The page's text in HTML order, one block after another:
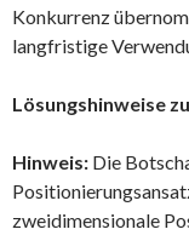
Konkurrenz
langfristige
Lösungshinweise
Hinweis: Die
zweidimensionale